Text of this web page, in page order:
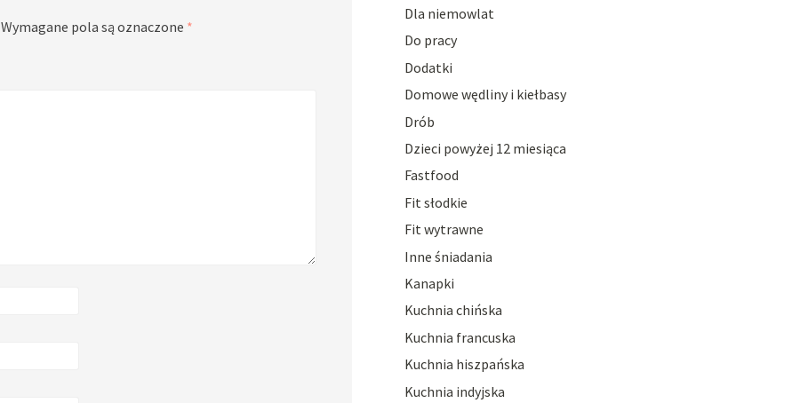
Wymagane pola są oznaczone *
Dla niemowlat
Do pracy
Dodatki
Domowe wędliny i kiełbasy
Drób
Dzieci powyżej 12 miesiąca
Fastfood
Fit słodkie
Fit wytrawne
Inne śniadania
Kanapki
Kuchnia chińska
Kuchnia francuska
Kuchnia hiszpańska
Kuchnia indyjska